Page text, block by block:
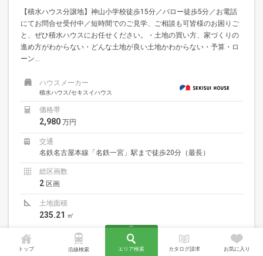
トップ 沿線検索 エリア検索 カタログ請求 お気に入り
【積水ハウス分譲地】神山小学校徒歩15分／バロー徒歩5分／お電話
にてお問合せ受付中／短時間でのご見学、ご相談も可皆様のお困りご
と、ぜひ積水ハウスにお任せください。・土地の買い方、家づくりの
進め方がわからない・どんな土地が良い土地かわからない・予算・ロ
ーン...
ハウスメーカー
積水ハウス/セキスイハウス
価格帯
2,980 万円
交通
名鉄名古屋本線「名鉄一宮」駅まで徒歩20分（最長）
総区画数
2 区画
土地面積
235.21 ㎡
50坪以上 複数駅利用可 自由設計